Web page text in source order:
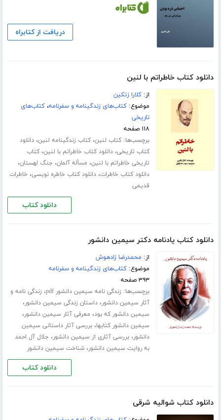
دریافت از کتابراه
دانلود کتاب خاطراتم با لنین
از:کلارا زتکین
موضوع:کتاب‌های زندگینامه و سفرنامه،کتاب‌های
تاریخی
۱۱۸ صفحه
برچسب‌ها:کتاب لنین،کتاب زندگینامه لنین،دانلود
کتاب تاریخی،دانلود کتاب خاطراتم با لنین،کتاب
تاریخی خاطراتم با لنین، مسأله آلمان، جنگ لهستان،
دانلود کتاب خاطرات،دانلود کتاب خاطره نویسی، خاطرات
قدیمی
دانلود کتاب
دانلود کتاب یادنامه دکتر سیمین دانشور
از: محمدرضا زادهوش
موضوع:کتاب‌های زندگینامه و سفرنامه
۳۹۳ صفحه
برچسب‌ها: زندگی نامه سیمین دانشور pdf ، زندگی نامه و
آثار سیمین دانشور،داستان زندگی سیمین دانشور،
سیمین دانشور که بود، معرفی آثار سیمین دانشور،
سیمین دانشور کتابها،بررسی آثار داستانی سیمین
دانشور،بررسی آثاری از سیمین دانشور، جلال آل احمد
به روایت سیمین دانشور،شناخت سیمین دانشور
دانلود کتاب
دانلود کتاب شوالیه شرقی